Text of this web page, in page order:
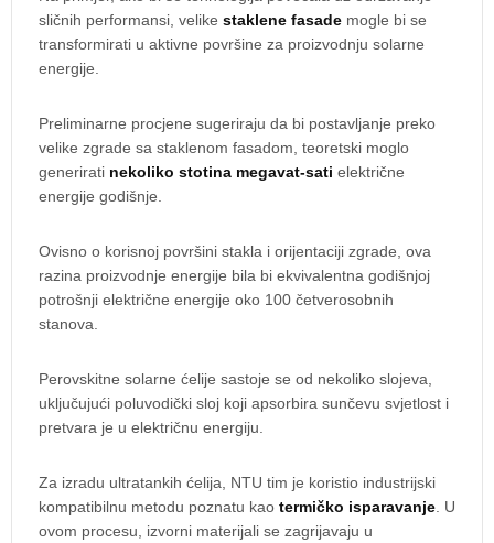
sličnih performansi, velike staklene fasade mogle bi se
transformirati u aktivne površine za proizvodnju solarne
energije.
Preliminarne procjene sugeriraju da bi postavljanje preko
velike zgrade sa staklenom fasadom, teoretski moglo
generirati nekoliko stotina megavat-sati električne
energije godišnje.
Ovisno o korisnoj površini stakla i orijentaciji zgrade, ova
razina proizvodnje energije bila bi ekvivalentna godišnjoj
potrošnji električne energije oko 100 četverosobnih
stanova.
Perovskitne solarne ćelije sastoje se od nekoliko slojeva,
uključujući poluvodički sloj koji apsorbira sunčevu svjetlost i
pretvara je u električnu energiju.
Za izradu ultratankih ćelija, NTU tim je koristio industrijski
kompatibilnu metodu poznatu kao termičko isparavanje . U
ovom procesu, izvorni materijali se zagrijavaju u